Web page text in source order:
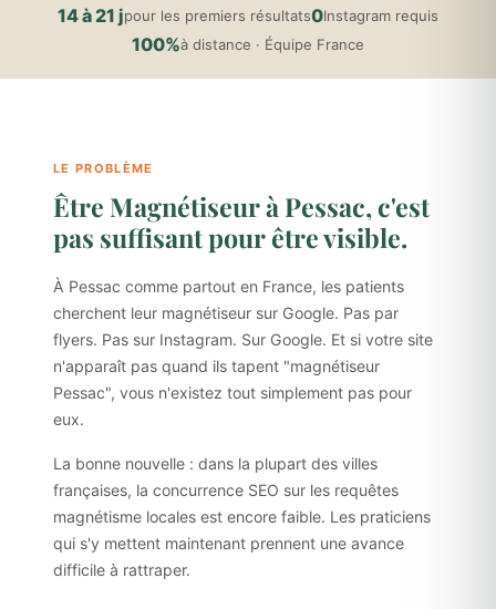
14 à 21 jpour les premiers résultats0Instagram requis
100%à distance · Équipe France
LE PROBLÈME
Être Magnétiseur à Pessac, c'est
pas suffisant pour être visible.
À Pessac comme partout en France, les patients
cherchent leur magnétiseur sur Google. Pas par
flyers. Pas sur Instagram. Sur Google. Et si votre site
n'apparaît pas quand ils tapent "magnétiseur
Pessac", vous n'existez tout simplement pas pour
eux.
La bonne nouvelle : dans la plupart des villes
françaises, la concurrence SEO sur les requêtes
magnétisme locales est encore faible. Les praticiens
qui s'y mettent maintenant prennent une avance
difficile à rattraper.